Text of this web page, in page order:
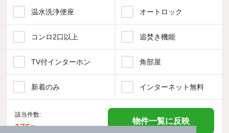
温水洗浄便座 オートロック
コンロ2口以上 追焚き機能
TV付インターホン 角部屋
新着のみ インターネット無料
該当件数:
176件
物件一覧に反映